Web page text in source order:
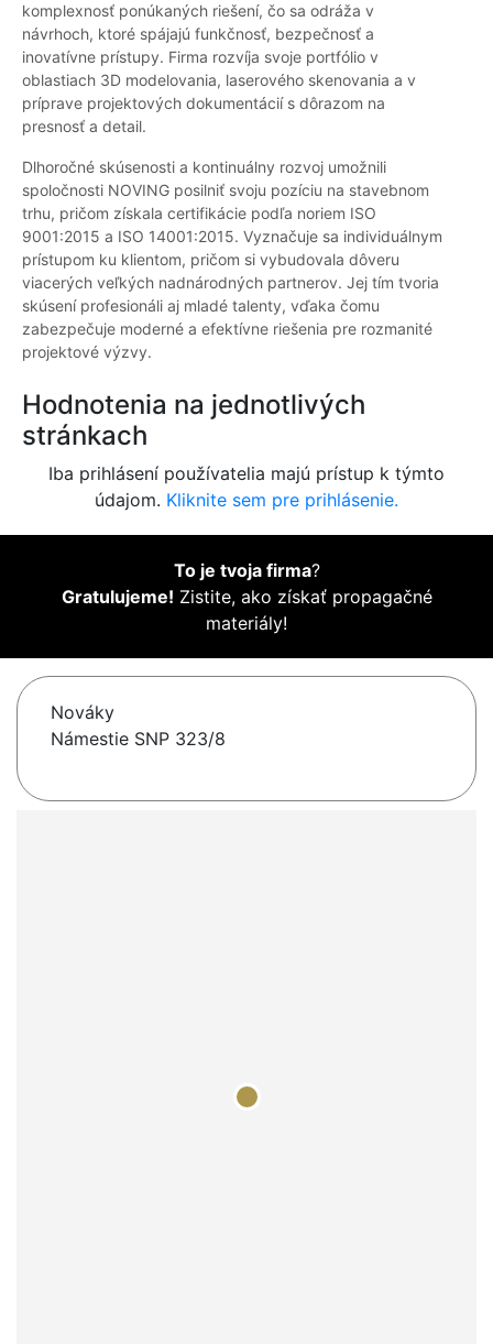
komplexnosť ponúkaných riešení, čo sa odráža v
návrhoch, ktoré spájajú funkčnosť, bezpečnosť a
inovatívne prístupy. Firma rozvíja svoje portfólio v
oblastiach 3D modelovania, laserového skenovania a v
príprave projektových dokumentácií s dôrazom na
presnosť a detail.
Dlhoročné skúsenosti a kontinuálny rozvoj umožnili
spoločnosti NOVING posilniť svoju pozíciu na stavebnom
trhu, pričom získala certifikácie podľa noriem ISO
9001:2015 a ISO 14001:2015. Vyznačuje sa individuálnym
prístupom ku klientom, pričom si vybudovala dôveru
viacerých veľkých nadnárodných partnerov. Jej tím tvoria
skúsení profesionáli aj mladé talenty, vďaka čomu
zabezpečuje moderné a efektívne riešenia pre rozmanité
projektové výzvy.
Hodnotenia na jednotlivých
stránkach
Iba prihlásení používatelia majú prístup k týmto
údajom. Kliknite sem pre prihlásenie.
To je tvoja firma?
Gratulujeme! Zistite, ako získať propagačné
materiály!
Nováky
Námestie SNP 323/8